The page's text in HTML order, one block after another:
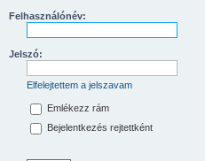
Felhasználónév:
Jelszó:
Elfelejtettem a jelszavam
Emlékezz rám
Bejelentkezés rejtettként